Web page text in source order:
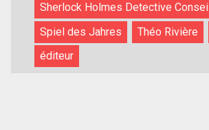
Sherlock Holmes Detective Conseil
Spiel des Jahres
Théo Rivière
éditeur